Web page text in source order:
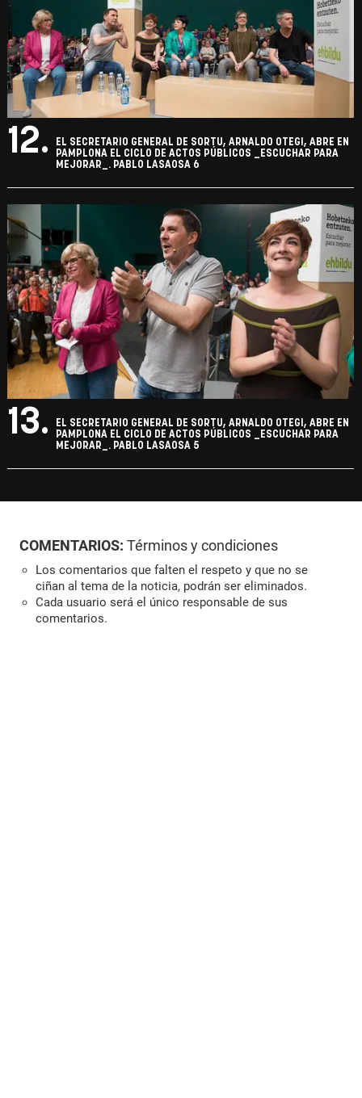
12.
EL SECRETARIO GENERAL DE SORTU, ARNALDO OTEGI, ABRE EN
PAMPLONA EL CICLO DE ACTOS PÚBLICOS _ESCUCHAR PARA
MEJORAR_. PABLO LASAOSA 6
13.
EL SECRETARIO GENERAL DE SORTU, ARNALDO OTEGI, ABRE EN
PAMPLONA EL CICLO DE ACTOS PÚBLICOS _ESCUCHAR PARA
MEJORAR_. PABLO LASAOSA 5
COMENTARIOS: Términos y condiciones
Los comentarios que falten el respeto y que no se
ciñan al tema de la noticia, podrán ser eliminados.
Cada usuario será el único responsable de sus
comentarios.